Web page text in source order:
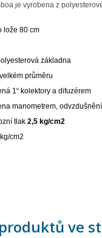
je vyrobena z
lože 80 cm
základna
průměru
1“ kolektory a difuzérem
manometrem,
tlak 2,5 kg/cm2
cm2
ve
list
seznam přání
přání
se
přihlášen, abyste si